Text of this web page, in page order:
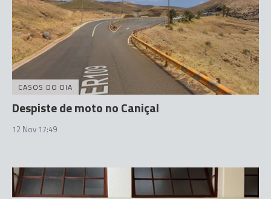
CASOS DO DIA
Despiste de moto no Caniçal
12 Nov 17:49